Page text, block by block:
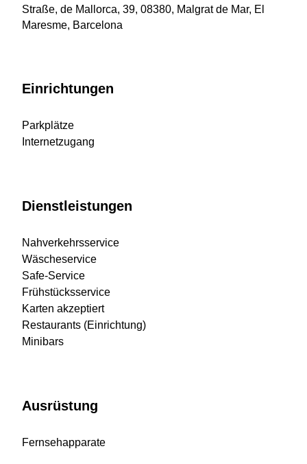
Straße, de Mallorca, 39, 08380, Malgrat de Mar, El
Maresme, Barcelona
Einrichtungen
Parkplätze
Internetzugang
Dienstleistungen
Nahverkehrsservice
Wäscheservice
Safe-Service
Frühstücksservice
Karten akzeptiert
Restaurants (Einrichtung)
Minibars
Ausrüstung
Fernsehapparate